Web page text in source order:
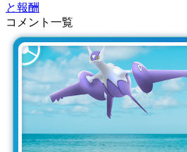
と報酬
コメント一覧